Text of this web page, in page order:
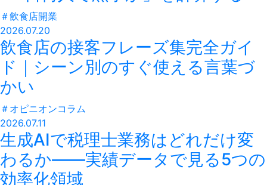
＃飲食店開業
2026.07.20
飲食店の接客フレーズ集完全ガイ
ド｜シーン別のすぐ使える言葉づ
かい
＃ オピニオンコラム
2026.07.11
生成AIで税理士業務はどれだけ変
わるか——実績データで見る5つの
効率化領域